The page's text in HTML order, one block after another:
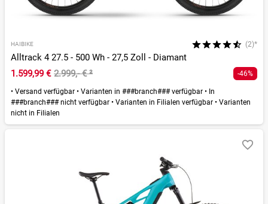
HAIBIKE (2)*
Alltrack 4 27.5 - 500 Wh - 27,5 Zoll - Diamant
1.599,99 € 2.999,- €² -46%
• Versand verfügbar • Varianten in ###branch### verfügbar • In
###branch### nicht verfügbar • Varianten in Filialen verfügbar • Varianten
nicht in Filialen